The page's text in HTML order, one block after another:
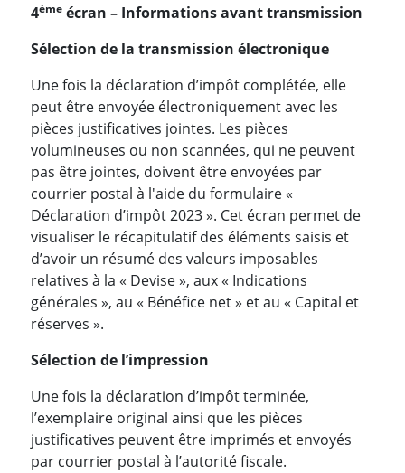
4ème écran – Informations avant transmission
Sélection de la transmission électronique
Une fois la déclaration d’impôt complétée, elle
peut être envoyée électroniquement avec les
pièces justificatives jointes. Les pièces
volumineuses ou non scannées, qui ne peuvent
pas être jointes, doivent être envoyées par
courrier postal à l'aide du formulaire «
Déclaration d’impôt 2023 ». Cet écran permet de
visualiser le récapitulatif des éléments saisis et
d’avoir un résumé des valeurs imposables
relatives à la « Devise », aux « Indications
générales », au « Bénéfice net » et au « Capital et
réserves ».
Sélection de l’impression
Une fois la déclaration d’impôt terminée,
l’exemplaire original ainsi que les pièces
justificatives peuvent être imprimés et envoyés
par courrier postal à l’autorité fiscale.